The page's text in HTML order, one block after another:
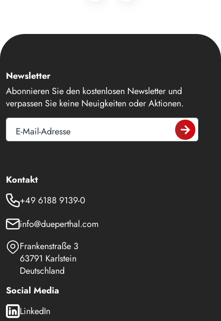
Newsletter
Abonnieren Sie den kostenlosen Newsletter und
verpassen Sie keine Neuigkeiten oder Aktionen.
E-Mail-Adresse
Kontakt
+49 6188 9139-0
info@dueperthal.com
Frankenstraße 3
63791 Karlstein
Deutschland
Social Media
LinkedIn